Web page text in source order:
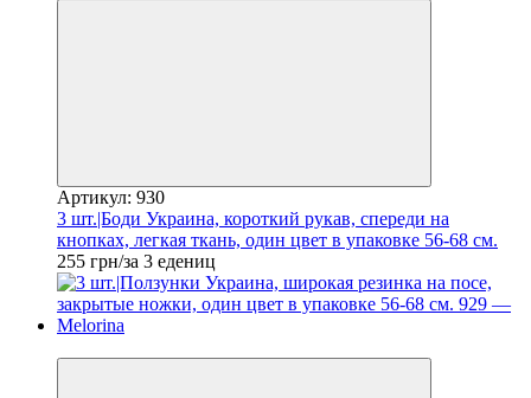
Артикул: 930
3 шт.|Боди Украина, короткий рукав, спереди на
кнопках, легкая ткань, один цвет в упаковке 56-68 см.
255 грн/за 3 едениц